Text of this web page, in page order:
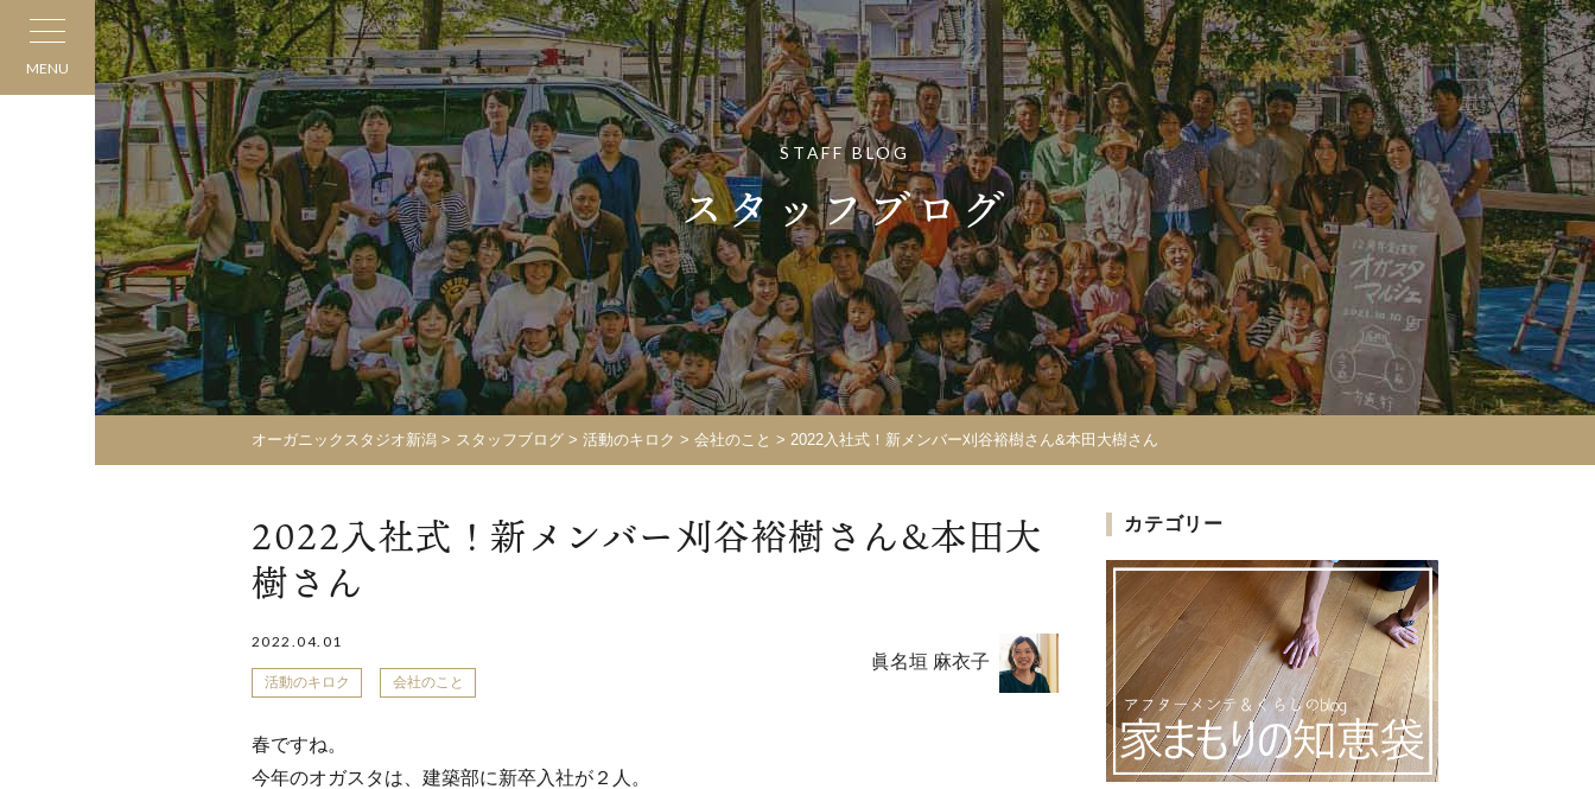
MENU
STAFF BLOG
スタッフブログ
オーガニックスタジオ新潟 > スタッフブログ > 活動のキロク > 会社のこと > 2022入社式！新メンバー刈谷裕樹さん&本田大樹さん
2022入社式！新メンバー刈谷裕樹さん&本田大
樹さん
2022.04.01
活動のキロク 会社のこと
眞名垣 麻衣子
春ですね。
今年のオガスタは、建築部に新卒入社が２人。
カテゴリー